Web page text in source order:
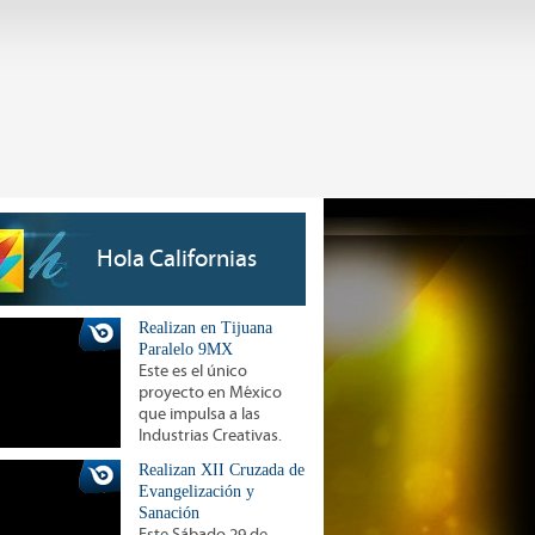
Hola Californias
Realizan en Tijuana
Paralelo 9MX
Este es el único
proyecto en México
que impulsa a las
Industrias Creativas.
Realizan XII Cruzada de
Evangelización y
Sanación